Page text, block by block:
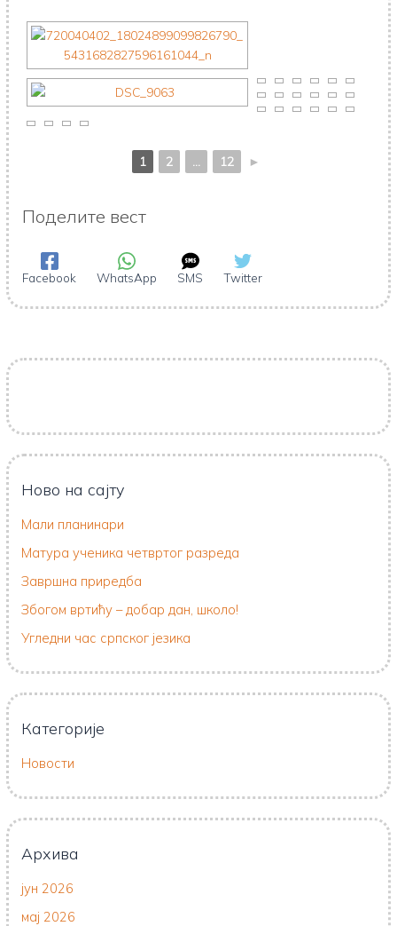
1 2 ... 12 ►
Поделите вест
Facebook WhatsApp SMS Twitter
Ново на сајту
Мали планинари
Матура ученика четвртог разреда
Завршна приредба
Збогом вртићу – добар дан, школо!
Угледни час српског језика
Категорије
Новости
Архива
јун 2026
мај 2026